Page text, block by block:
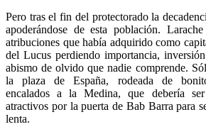
Pero tras el fin del protectorado la
apoderándose de esta población.
atribuciones que había adquirido como
del Lucus perdiendo importancia,
abismo de olvido que nadie comprende.
la plaza de España, rodeada de
encalados a la Medina, que debería
atractivos por la puerta de Bab Barra para
lenta.